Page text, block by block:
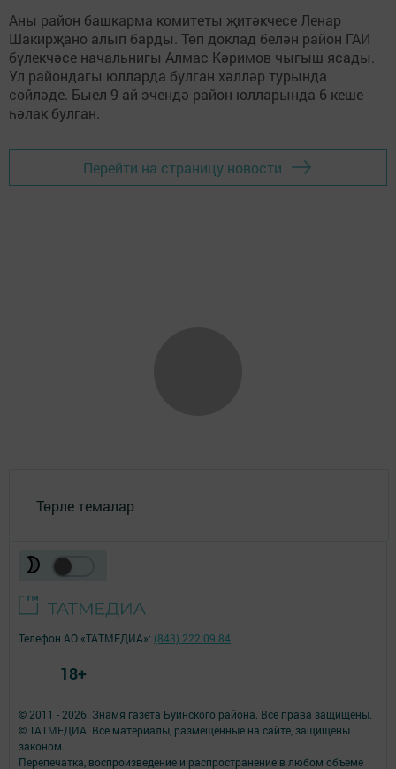
Аны район башкарма комитеты җитәкчесе Ленар
Шакирҗано алып барды. Төп доклад белән район ГАИ
бүлекчәсе начальнигы Алмас Кәримов чыгыш ясады.
Ул райондагы юлларда булган хәлләр турында
сөйләде. Быел 9 ай эчендә район юлларында 6 кеше
һәлак булган.
Перейти на страницу новости
Төрле темалар
© 2011 - 2026. Знамя газета Буинского района. Все права защищены.
© ТАТМЕДИА. Все материалы, размещенные на сайте, защищены
законом.
Перепечатка, воспроизведение и распространение в любом объеме
Телефон АО «ТАТМЕДИА»: (843) 222 09 84
18+